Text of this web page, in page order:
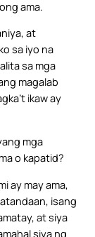
ama.
at
sa iyo na
sa mga
magalab
ikaw ay
mga
o kapatid?
ay may ama,
isang
at siya
siya ng